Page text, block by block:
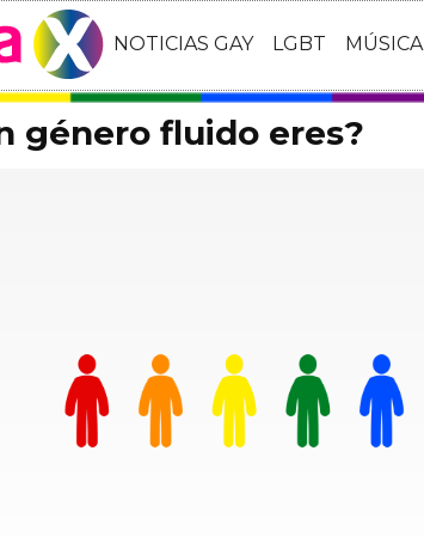
NOTICIAS GAY LGBT MÚSICA
género fluido eres?